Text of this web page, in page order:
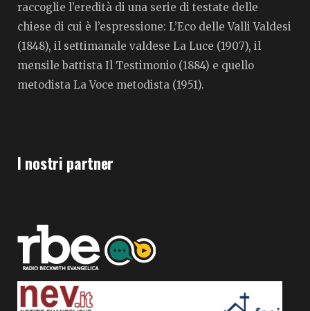
raccoglie l’eredità di una serie di testate delle
chiese di cui è l’espressione: L’Eco delle Valli Valdesi
(1848), il settimanale valdese La Luce (1907), il
mensile battista Il Testimonio (1884) e quello
metodista La Voce metodista (1951).
I nostri partner